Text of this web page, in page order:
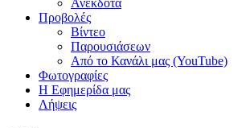
Ανέκδοτα
Προβολές
Βίντεο
Παρουσιάσεων
Από το Κανάλι μας (YouTube)
Φωτογραφίες
Η Εφημερίδα μας
Λήψεις